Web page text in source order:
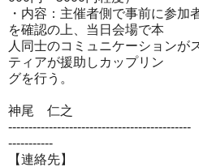
・内容：主催者側で事前に参加
を確認の上、当日会場で本
人同士のコミュニケーションが
ティアが援助しカップリン
グを行う。
神尾 仁之
---------------------------------------------
-----------
【連絡先】